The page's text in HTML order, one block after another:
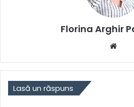
Florina Arghir
Lasă un răspuns